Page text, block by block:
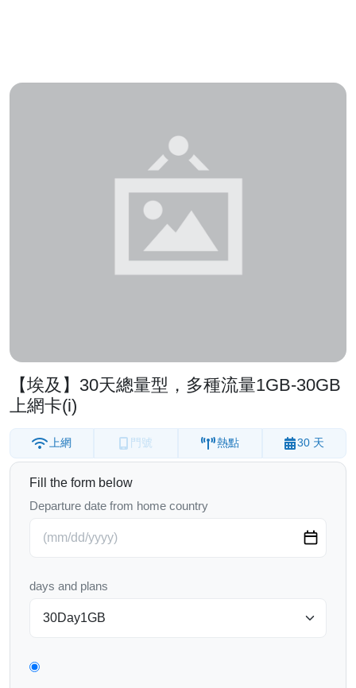
【埃及】30天總量型，多種流量1GB-30GB
上網卡(i)
上網 門號 熱點 30 天
Fill the form below
Departure date from home country
days and plans